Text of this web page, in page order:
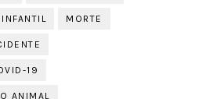
MORTE
19
ANIMAL